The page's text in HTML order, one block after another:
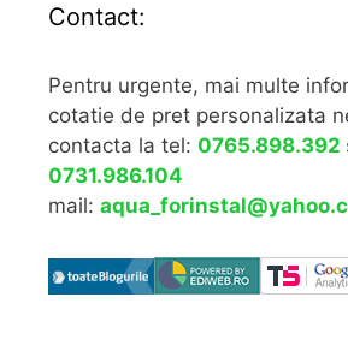
Contact:
Pentru urgente, mai multe
cotatie de pret personalizata
contacta la tel: 0765.898.392
0731.986.104
mail: